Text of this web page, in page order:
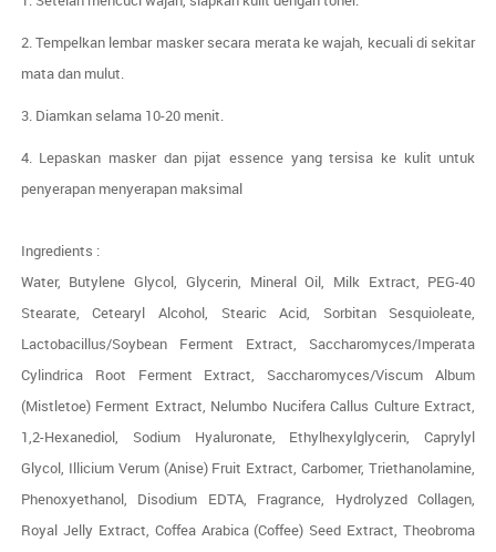
2. Tempelkan lembar masker secara merata ke wajah, kecuali di sekitar
mata dan mulut.
3. Diamkan selama 10-20 menit.
4. Lepaskan masker dan pijat essence yang tersisa ke kulit untuk
penyerapan menyerapan maksimal
Ingredients :
Water, Butylene Glycol, Glycerin, Mineral Oil, Milk Extract, PEG-40
Stearate, Cetearyl Alcohol, Stearic Acid, Sorbitan Sesquioleate,
Lactobacillus/Soybean Ferment Extract, Saccharomyces/Imperata
Cylindrica Root Ferment Extract, Saccharomyces/Viscum Album
(Mistletoe) Ferment Extract, Nelumbo Nucifera Callus Culture Extract,
1,2-Hexanediol, Sodium Hyaluronate, Ethylhexylglycerin, Caprylyl
Glycol, Illicium Verum (Anise) Fruit Extract, Carbomer, Triethanolamine,
Phenoxyethanol, Disodium EDTA, Fragrance, Hydrolyzed Collagen,
Royal Jelly Extract, Coffea Arabica (Coffee) Seed Extract, Theobroma